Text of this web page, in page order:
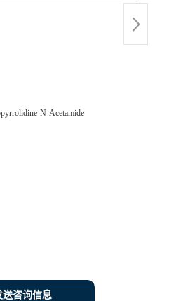
N-Acetamide
送咨询信息